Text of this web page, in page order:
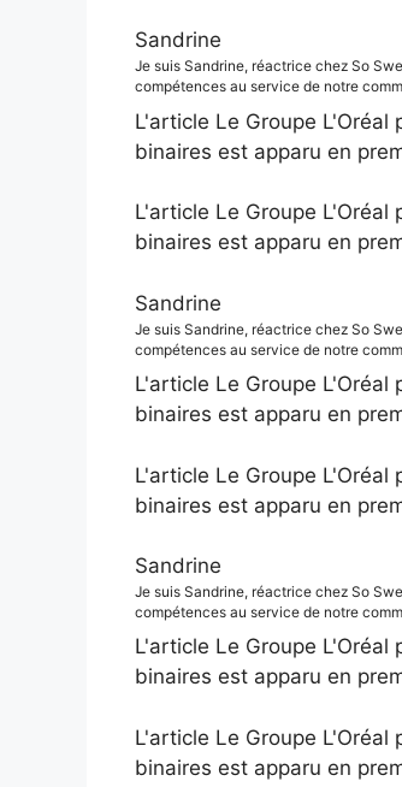
Sandrine
Je suis Sandrine, réactrice chez So
compétences au service de notre
L'article Le Groupe
binaires est apparu en
L'article Le Groupe
binaires est apparu en
Sandrine
Je suis Sandrine, réactrice chez So
compétences au service de notre
L'article Le Groupe
binaires est apparu en
L'article Le Groupe
binaires est apparu en
Sandrine
Je suis Sandrine, réactrice chez So
compétences au service de notre
L'article Le Groupe
binaires est apparu en
L'article Le Groupe
binaires est apparu en